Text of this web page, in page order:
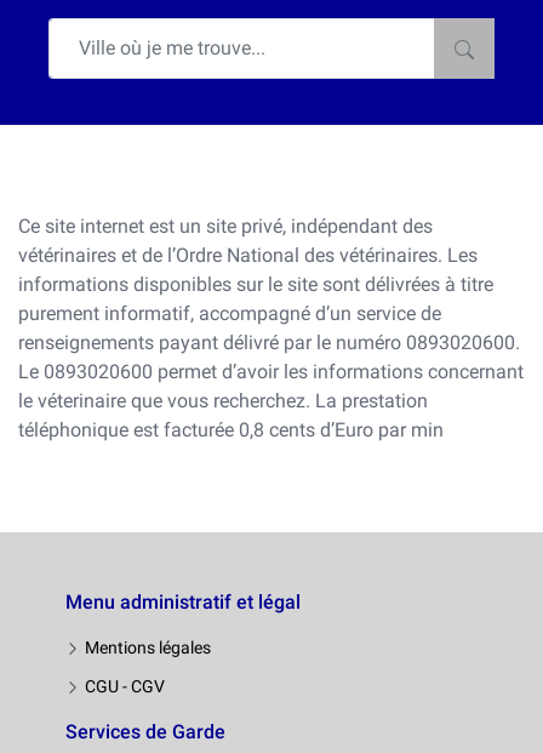
Ce site internet est un site privé, indépendant des
vétérinaires et de l’Ordre National des vétérinaires. Les
informations disponibles sur le site sont délivrées à titre
purement informatif, accompagné d’un service de
renseignements payant délivré par le numéro 0893020600.
Le 0893020600 permet d’avoir les informations concernant
le véterinaire que vous recherchez. La prestation
téléphonique est facturée 0,8 cents d’Euro par min
Menu administratif et légal
Mentions légales
CGU - CGV
Services de Garde